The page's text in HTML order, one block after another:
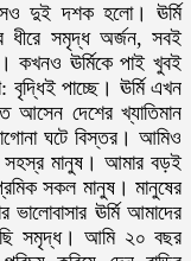
দুই দশক হলো। ঊর্মি
ধীরে সমৃদ্ধ অর্জন, সবই
কখনও ঊর্মিকে পাই খুবই
বৃদ্ধিই পাচ্ছে। ঊর্মি এখন
আসেন দেশের খ্যাতিমান
ঘটে বিস্তর। আমিও
সহস্র মানুষ। আমার বড়ই
সকল মানুষ। মানুষের
ঊর্মি আমাদের
সমৃদ্ধ। আমি ২০ বছর